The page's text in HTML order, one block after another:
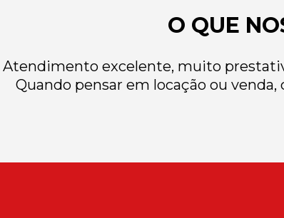
O QUE
Atendimento excelente, muito
Quando pensar em locação ou